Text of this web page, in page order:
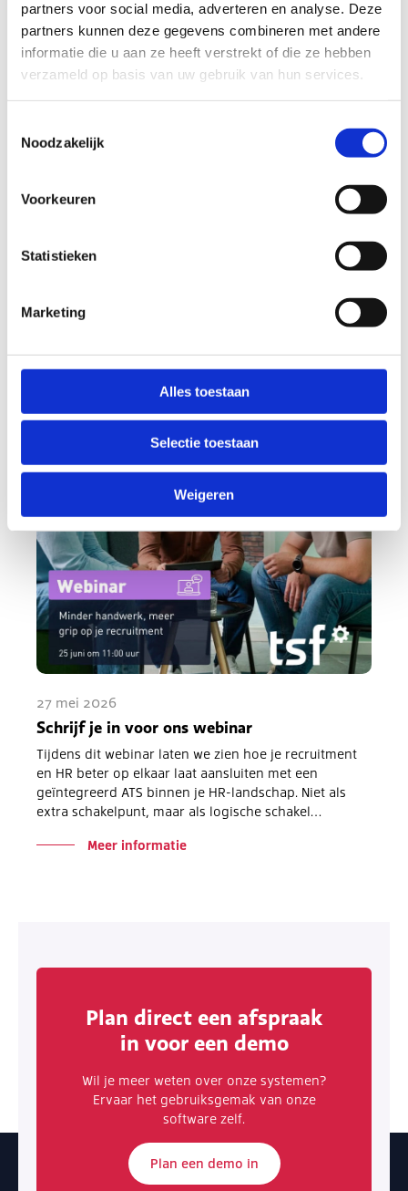
partners voor social media, adverteren en analyse. Deze
partners kunnen deze gegevens combineren met andere
informatie die u aan ze heeft verstrekt of die ze hebben
verzameld op basis van uw gebruik van hun services.
Noodzakelijk
Voorkeuren
Statistieken
Marketing
Alles toestaan
Selectie toestaan
Weigeren
04 juni 2026
actuele HR- en recruitmentthema’s. Van AI en
27 mei 2026
Schrijf je in voor ons webinar
Tijdens dit webinar laten we zien hoe je recruitment
en HR beter op elkaar laat aansluiten met een
geïntegreerd ATS binnen je HR-landschap. Niet als
extra schakelpunt, maar als logische schakel…
Meer informatie
Plan direct een afspraak
in voor een demo
Wil je meer weten over onze systemen?
Ervaar het gebruiksgemak van onze
software zelf.
Plan een demo in